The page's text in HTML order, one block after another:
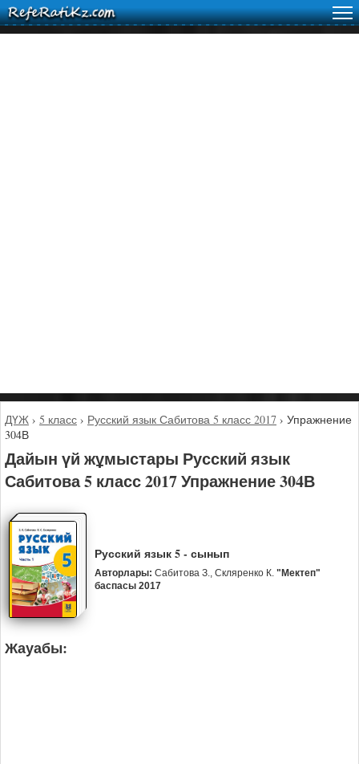
ДҮЖ › 5 класс › Русский язык Сабитова 5 класс 2017 › Упражнение
304В
Дайын үй жұмыстары Русский язык
Сабитова 5 класс 2017 Упражнение 304В
Русский язык 5 - сынып
Авторлары: Сабитова З., Скляренко К. "Мектеп"
баспасы 2017
Жауабы: